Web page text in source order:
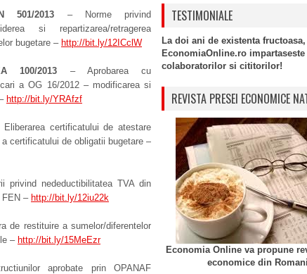
501/2013 – Norme privind
si repartizarea/retragerea
bugetare – http://bit.ly/12ICclW
100/2013 – Aprobarea cu
a OG 16/2012 – modificarea si
http://bit.ly/YRAfzf
certificatului de atestare
certificatului de obligatii bugetare –
privind nedeductibilitatea TVA din
FEN – http://bit.ly/12iu22k
de restituire a sumelor/diferentelor
– http://bit.ly/15MeEzr
aprobate prin OPANAF
TESTIMONIALE
La doi ani de existenta
EconomiaOnline.ro
colaboratorilor si cititorilor!
REVISTA PRESEI ECONOMICE
Economia Online va propune
economice din